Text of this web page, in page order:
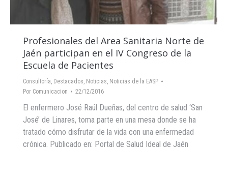
Profesionales del Area Sanitaria Norte de
Jaén participan en el IV Congreso de la
Escuela de Pacientes
Consultoría, Destacados, Noticias, Noticias de la EASP
Por Comunicacion 22/12/2016
El enfermero José Raúl Dueñas, del centro de salud ‘San
José’ de Linares, toma parte en una mesa donde se ha
tratado cómo disfrutar de la vida con una enfermedad
crónica. Publicado en: Portal de Salud Ideal de Jaén